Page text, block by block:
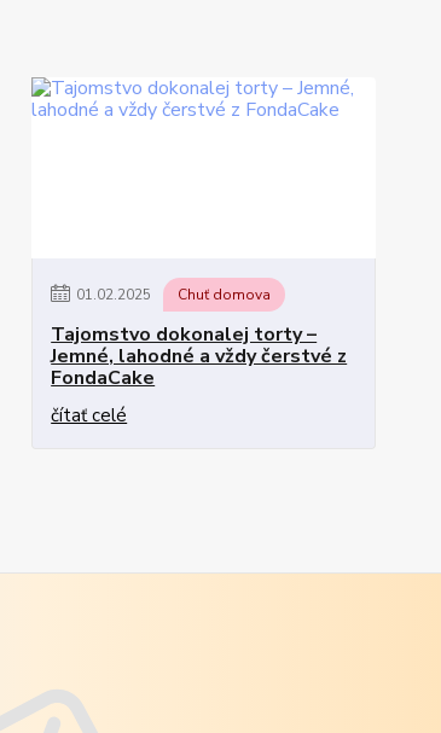
01.02.2025 Chuť domova
Tajomstvo dokonalej torty –
Jemné, lahodné a vždy čerstvé z
FondaCake
čítať celé